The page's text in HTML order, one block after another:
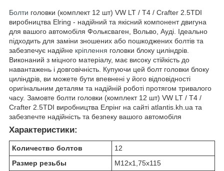
Болти головки (комплект 12 шт) VW LT / T4 / Crafter 2.5TDI
виробництва Elring - надійний та якісний компонент двигуна
для вашого автомобіля Фольксваген, Вольво, Ауді. Ідеально
підходить для заміни зношених або пошкоджених болтів та
забезпечує надійне кріплення головки блоку циліндрів.
Виконаний з міцного матеріалу, має високу стійкість до
навантажень і довговічність. Купуючи цей болт головки блоку
циліндрів, ви можете бути впевнені у його відповідності
оригінальним деталям та надійній роботі протягом тривалого
часу. Замовте болти головки (комплект 12 шт) VW LT / T4 /
Crafter 2.5TDI виробництва Елрінг на сайті atlantis.kh.ua та
забезпечте надійність та безпеку вашого автомобіля
Характеристики:
Количество болтов
12
Размер резьбы
M12x1,75x115